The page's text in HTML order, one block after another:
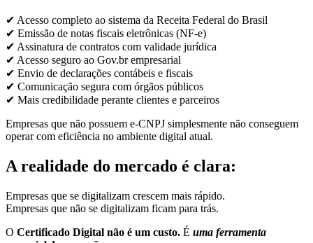
✔ Acesso completo ao sistema da Receita Federal do Brasil
✔ Emissão de notas fiscais eletrônicas (NF-e)
✔ Assinatura de contratos com validade jurídica
✔ Acesso seguro ao Gov.br empresarial
✔ Envio de declarações contábeis e fiscais
✔ Comunicação segura com órgãos públicos
✔ Mais credibilidade perante clientes e parceiros
Empresas que não possuem e-CNPJ simplesmente não conseguem
operar com eficiência no ambiente digital atual.
A realidade do mercado é clara:
Empresas que se digitalizam crescem mais rápido.
Empresas que não se digitalizam ficam para trás.
O Certificado Digital não é um custo. É uma ferramenta